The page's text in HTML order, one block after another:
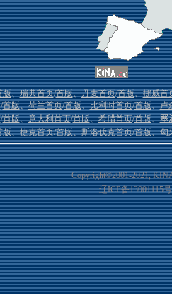
版、瑞典首页/首版、丹麦首页/首版、挪威首
/首版、荷兰首页/首版、比利时首页/首版、卢
/首版、意大利首页/首版、希腊首页/首版、塞
版、捷克首页/首版、斯洛伐克首页/首版、匈
Copyright©2001-2021,
辽ICP备13001115